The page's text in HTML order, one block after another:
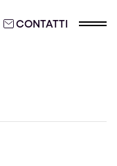
CONTATTI